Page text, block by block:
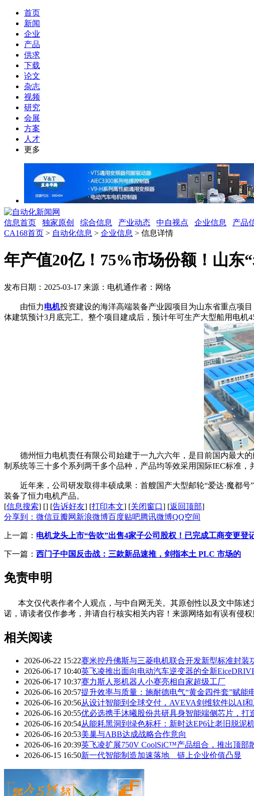
首页
新闻
企业
产品
供求
下载
论文
杂志
视频
研究
会展
方案
人才
更多
信息首页 独家原创 综合信息 产业动态 中自视点 企业信息 产品
CA168首页 > 自动化信息 > 企业信息 > 信息详情
年产值20亿！75%市场份额！山东
发布日期：2025-03-17 来源：电机通作者：网络
由恒力电机投资建设的海洋高端装备产业园项目为山东省重点项
体建筑预计3月底完工。整个项目建成后，预计年可生产大型船用电机
德州恒力电机责任有限公司始建于一九六六年，是目前国内最大的
制系统等三十多个系列两千多个品种，产品均等效采用国际IEC标准
近年来，公司研发取得丰硕成果：首艘国产大型邮轮“爱达·魔都号
装备了恒力电机产品。
[信息搜索] [] [告诉好友] [打印本文] [关闭窗口] [返回顶部]
分享到： 微信豆瓣网 新浪微博百度贴吧腾讯微博QQ空间
上一篇： 电机龙头上市“告吹”出售4家子公司股权！已完成工商变更登
下一篇： 西门子中国反击战：三款新品速推，剑指本土 PLC 市场的
免责申明
本文仅代表作者个人观点，与中自网无关。其原创性以及文中陈述
诺，请读者仅作参考，并请自行核实相关内容！来源网络如有误有侵权
相关阅读
2026-06-22 15:22赛米控丹佛斯与三菱电机联合开发新型标准封装
2026-06-17 10:40英飞凌推出面向电动汽车逆变器的全新
2026-06-17 10:37赛力斯人形机器人小赛亮相自家超级工厂
2026-06-16 20:57提升效率与质量：施耐德电气“黄金四件套”赋能
2026-06-16 20:56从设计智能到全球交付，AVEVA剑维软件以AI
2026-06-16 20:55优必选携手沐曦股份共研具身智能端侧芯片，打
2026-06-16 20:54从能耗黑洞到绿色标杆：新时达EP6让老旧脱泥
2026-06-16 20:53美巢与ABB达成战略合作意向
2026-06-16 20:39英飞凌扩展750V CoolSiC™产品组合，推出顶部
2026-06-15 16:50新一代智能制造加速落地 链上企业价值凸显